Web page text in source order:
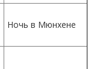
Ночь в Мюнхене